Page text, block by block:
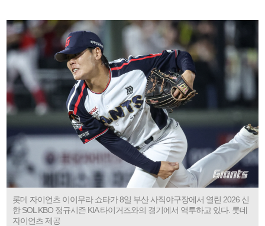
롯데 자이언츠 이이무라 쇼타가 8일 부산 사직야구장에서 열린 2026 신
한 SOL KBO 정규시즌 KIA 타이거즈와의 경기에서 역투하고 있다. 롯데
자이언츠 제공